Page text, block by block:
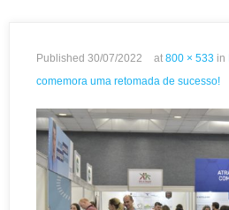
Published 30/07/2022 at 800 × 533 in
comemora uma retomada de sucesso!